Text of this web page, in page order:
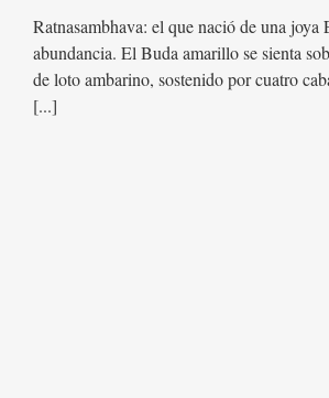
Ratnasambhava: el que nació de una joya
abundancia. El Buda amarillo se sienta
de loto ambarino, sostenido por cuatro
[...]